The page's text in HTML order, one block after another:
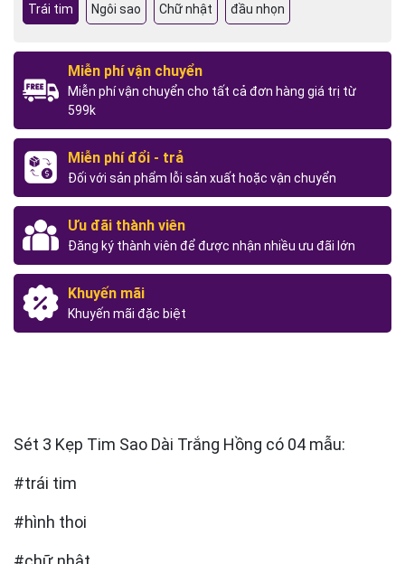
Trái tim
Ngôi sao Chữ nhật đầu nhọn
Miễn phí vận chuyển
Miễn phí vận chuyển cho tất cả đơn hàng giá trị từ
599k
Miễn phí đổi - trả
Đối với sản phẩm lỗi sản xuất hoặc vận chuyển
Ưu đãi thành viên
Đăng ký thành viên để được nhận nhiều ưu đãi lớn
Khuyến mãi
Khuyến mãi đặc biệt
Sét 3 Kẹp Tim Sao Dài Trắng Hồng có 04 mẫu:
#trái tim
#hình thoi